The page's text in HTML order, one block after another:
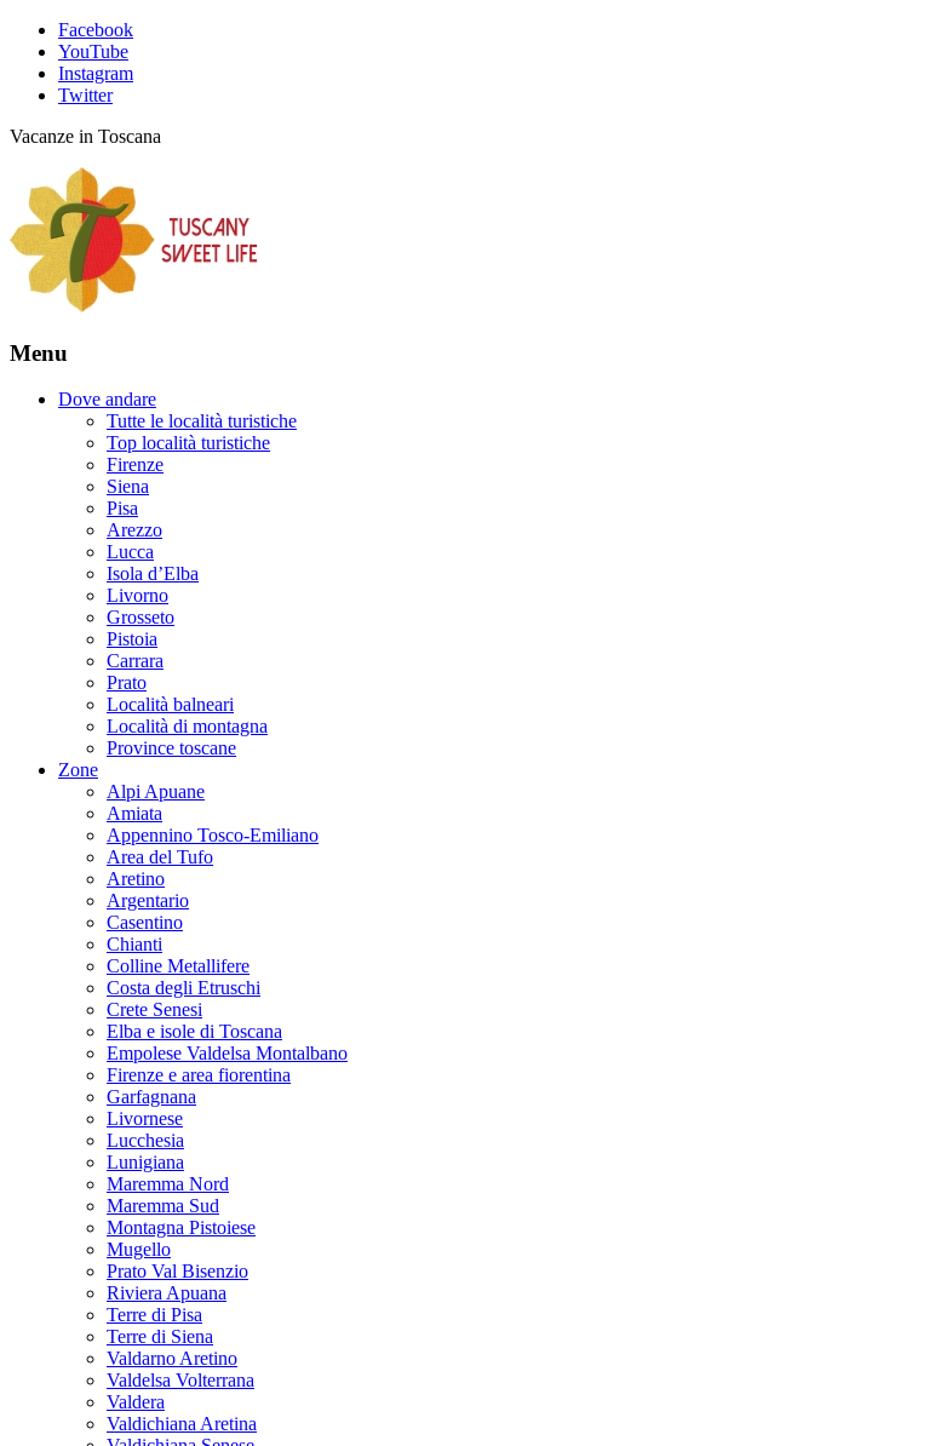
Facebook
YouTube
Instagram
Twitter
Vacanze in Toscana
Menu
Dove andare
Tutte le località turistiche
Top località turistiche
Firenze
Siena
Pisa
Arezzo
Lucca
Isola d’Elba
Livorno
Grosseto
Pistoia
Carrara
Prato
Località balneari
Località di montagna
Province toscane
Zone
Alpi Apuane
Amiata
Appennino Tosco-Emiliano
Area del Tufo
Aretino
Argentario
Casentino
Chianti
Colline Metallifere
Costa degli Etruschi
Crete Senesi
Elba e isole di Toscana
Empolese Valdelsa Montalbano
Firenze e area fiorentina
Garfagnana
Livornese
Lucchesia
Lunigiana
Maremma Nord
Maremma Sud
Montagna Pistoiese
Mugello
Prato Val Bisenzio
Riviera Apuana
Terre di Pisa
Terre di Siena
Valdarno Aretino
Valdelsa Volterrana
Valdera
Valdichiana Aretina